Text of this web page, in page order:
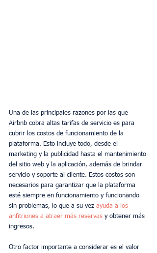
Una de las principales razones por las que
Airbnb cobra altas tarifas de servicio es para
cubrir los costos de funcionamiento de la
plataforma. Esto incluye todo, desde el
marketing y la publicidad hasta el mantenimiento
del sitio web y la aplicación, además de brindar
servicio y soporte al cliente. Estos costos son
necesarios para garantizar que la plataforma
esté siempre en funcionamiento y funcionando
sin problemas, lo que a su vez ayuda a los
anfitriones a atraer más reservas y obtener más
ingresos.
Otro factor importante a considerar es el valor